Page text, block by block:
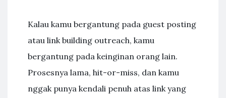
Kalau kamu bergantung pada guest posting
atau link building outreach, kamu
bergantung pada keinginan orang lain.
Prosesnya lama, hit-or-miss, dan kamu
nggak punya kendali penuh atas link yang